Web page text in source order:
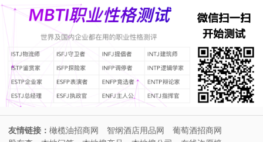
友情链接： 橄榄油招商网 智纲酒店用品网
葡萄酒招商网